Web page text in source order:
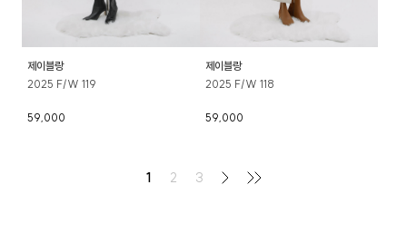
제이블랑
2025 F/W 119
59,000
제이블랑
2025 F/W 118
59,000
1 2 3